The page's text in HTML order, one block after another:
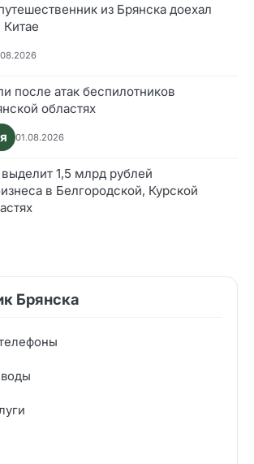
из Брянска доехал
после атак беспилотников
областях
01.08.2026
1,5 млрд рублей
в Белгородской, Курской
Брянска